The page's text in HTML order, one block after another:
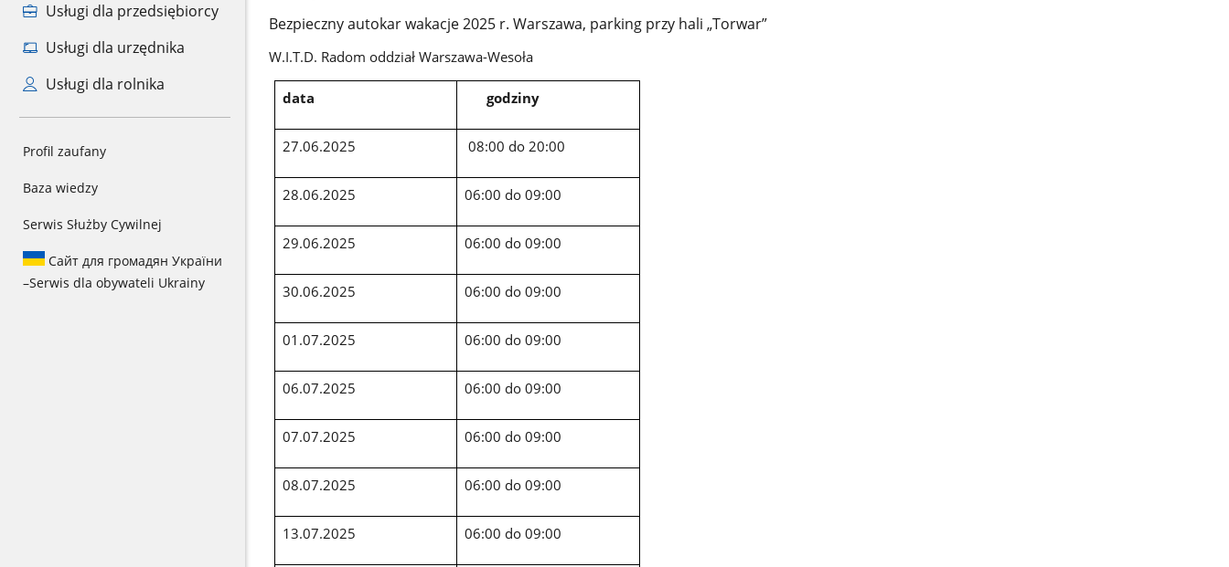
Usługi dla przedsiębiorcy
Usługi dla urzędnika
Usługi dla rolnika
Profil zaufany
Baza wiedzy
Serwis Służby Cywilnej
Сайт для громадян України
–Serwis dla obywateli Ukrainy
Bezpieczny autokar wakacje 2025 r. Warszawa, parking przy hali „Torwar”
W.I.T.D. Radom oddział Warszawa-Wesoła
data godziny
27.06.2025 08:00 do 20:00
28.06.2025 06:00 do 09:00
29.06.2025 06:00 do 09:00
30.06.2025 06:00 do 09:00
01.07.2025 06:00 do 09:00
06.07.2025 06:00 do 09:00
07.07.2025 06:00 do 09:00
08.07.2025 06:00 do 09:00
13.07.2025 06:00 do 09:00